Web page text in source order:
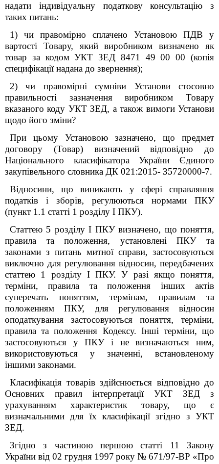
надати індивідуальну податкову консультацію з
таких питань:
1) чи правомірно сплачено Установою ПДВ у
вартості Товару, який виробником визначено як
товар за кодом УКТ ЗЕД 8471 49 00 00 (копія
специфікації надана до звернення);
2) чи правомірні сумніви Установи стосовно
правильності зазначення виробником Товару
вказаного коду УКТ ЗЕД, а також вимоги Установи
щодо його зміни?
При цьому Установою зазначено, що предмет
договору (Товар) визначений відповідно до
Національного класифікатора України Єдиного
закупівельного словника ДК 021:2015- 35720000-7.
Відносини, що виникають у сфері справляння
податків і зборів, регулюються нормами ПКУ
(пункт 1.1 статті 1 розділу I ПКУ).
Статтею 5 розділу І ПКУ визначено, що поняття,
правила та положення, установлені ПКУ та
законами з питань митної справи, застосовуються
виключно для регулювання відносин, передбачених
статтею 1 розділу І ПКУ. У разі якщо поняття,
терміни, правила та положення інших актів
суперечать поняттям, термінам, правилам та
положенням ПКУ, для регулювання відносин
оподаткування застосовуються поняття, терміни,
правила та положення Кодексу. Інші терміни, що
застосовуються у ПКУ і не визначаються ним,
використовуються у значенні, встановленому
іншими законами.
Класифікація товарів здійснюється відповідно до
Основних правил інтерпретації УКТ ЗЕД з
урахуванням характеристик товару, що є
визначальними для їх класифікації згідно з УКТ
ЗЕД.
Згідно з частиною першою статті 11 Закону
України від 02 грудня 1997 року № 671/97-ВР «Про